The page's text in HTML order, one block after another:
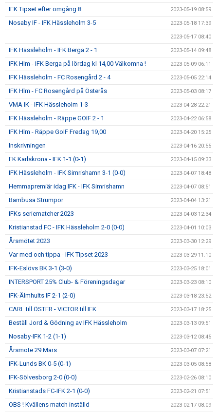
IFK Tipset efter omgång 8 2023-05-19 08:59
Nosaby IF - IFK Hässleholm 3-5 2023-05-18 17:39
2023-05-17 08:40
IFK Hässleholm - IFK Berga 2 - 1 2023-05-14 09:48
IFK Hlm - IFK Berga på lördag kl 14,00 Välkomna ! 2023-05-09 06:11
IFK Hässleholm - FC Rosengård 2 - 4 2023-05-05 22:14
IFK Hlm - FC Rosengård på Österås 2023-05-03 08:17
VMA IK - IFK Hässleholm 1-3 2023-04-28 22:21
IFK Hässleholm - Räppe GOIF 2 - 1 2023-04-22 06:58
IFK Hlm - Räppe GoIF Fredag 19,00 2023-04-20 15:25
Inskrivningen 2023-04-16 20:55
FK Karlskrona - IFK 1-1 (0-1) 2023-04-15 09:33
IFK Hässleholm - IFK Simrishamn 3-1 (0-0) 2023-04-07 18:48
Hemmapremiär idag IFK - IFK Simrishamn 2023-04-07 08:51
Bambusa Strumpor 2023-04-04 13:21
IFKs seriematcher 2023 2023-04-03 12:34
Kristianstad FC - IFK Hässleholm 2-0 (0-0) 2023-04-01 10:03
Årsmötet 2023 2023-03-30 12:29
Var med och tippa - IFK Tipset 2023 2023-03-29 11:10
IFK-Eslövs BK 3-1 (3-0) 2023-03-25 18:01
INTERSPORT 25% Club- & Föreningsdagar 2023-03-23 08:10
IFK-Älmhults IF 2-1 (2-0) 2023-03-18 23:52
CARL till ÖSTER - VICTOR till IFK 2023-03-17 18:25
Beställ Jord & Gödning av IFK Hässleholm 2023-03-13 09:51
Nosaby-IFK 1-2 (1-1) 2023-03-12 08:45
Årsmöte 29 Mars 2023-03-07 07:21
IFK-Lunds BK 0-5 (0-1) 2023-03-05 08:58
IFK-Sölvesborg 2-0 (0-0) 2023-02-26 08:10
Kristianstads FC-IFK 2-1 (0-0) 2023-02-21 07:51
OBS ! Kvällens match inställd 2023-02-17 08:09